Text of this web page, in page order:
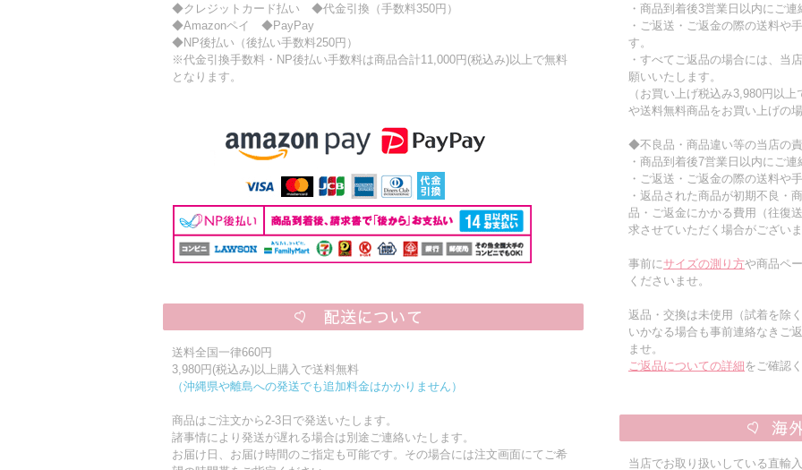
◆クレジットカード払い ◆代金引換（手数料350円）
◆Amazonペイ ◆PayPay
◆NP後払い（後払い手数料250円）
※代金引換手数料・NP後払い手数料は商品合計11,000円(税込み)以上で無料
となります。
送料全国一律660円
3,980円(税込み)以上購入で送料無料
（沖縄県や離島への発送でも追加料金はかかりません）
商品はご注文から2-3日で発送いたします。
諸事情により発送が遅れる場合は別途ご連絡いたします。
お届け日、お届け時間のご指定も可能です。その場合には注文画面にてご希
・商品到着後3営業日以内にご
・ご返送・ご返金の際の送料や
す。
・すべてご返品の場合には、当
願いいたします。
（お買い上げ税込み3,980円以
や送料無料商品をお買い上げの
◆不良品・商品違い等の当店の
・商品到着後7営業日以内にご
・ご返送・ご返金の際の送料や
・返品された商品が初期不良・
品・ご返金にかかる費用（往復
求させていただく場合がござい
事前にサイズの測り方や商品ペ
くださいませ。
返品・交換は未使用（試着を除
いかなる場合も事前連絡なきご
ませ。
ご返品についての詳細をご確認
当店でお取り扱いしている直輸